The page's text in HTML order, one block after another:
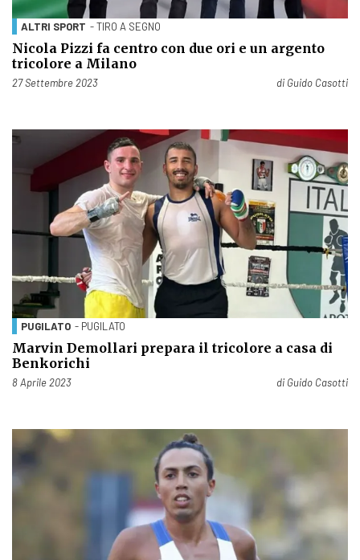
ALTRI SPORT - TIRO A SEGNO
Nicola Pizzi fa centro con due ori e un argento
tricolore a Milano
Pubblicato il
27 Settembre 2023 di Guido Casotti
PUGILATO - PUGILATO
Marvin Demollari prepara il tricolore a casa di
Benkorichi
Pubblicato il
8 Aprile 2023 di Guido Casotti